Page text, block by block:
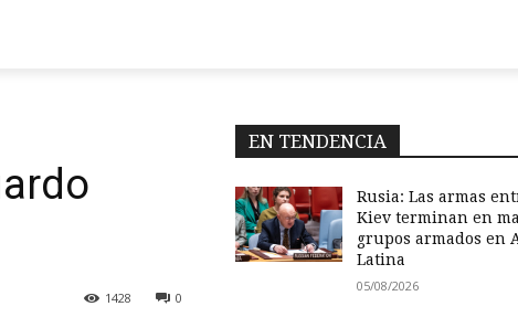
0
1428
EN TENDENCIA
Rusia: Las armas
Kiev terminan en
grupos armados en
Latina
05/08/2026